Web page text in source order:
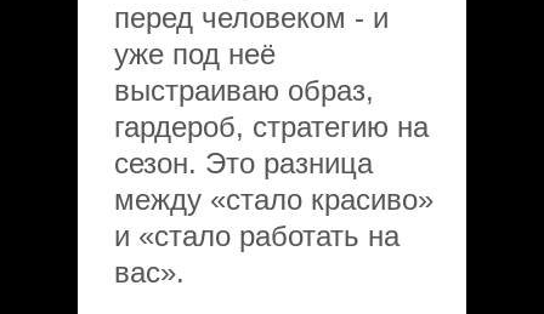
перед человеком - и
уже под неё
выстраиваю образ,
гардероб, стратегию на
сезон. Это разница
между «стало красиво»
и «стало работать на
вас».